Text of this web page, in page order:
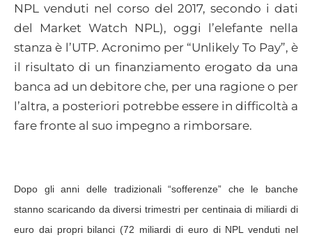
NPL venduti nel corso del 2017, secondo i dati
del Market Watch NPL), oggi l’elefante nella
stanza è l’UTP. Acronimo per “Unlikely To Pay”, è
il risultato di un finanziamento erogato da una
banca ad un debitore che, per una ragione o per
l’altra, a posteriori potrebbe essere in difficoltà a
fare fronte al suo impegno a rimborsare.
Dopo gli anni delle tradizionali “sofferenze” che le banche
stanno scaricando da diversi trimestri per centinaia di miliardi di
euro dai propri bilanci (72 miliardi di euro di NPL venduti nel